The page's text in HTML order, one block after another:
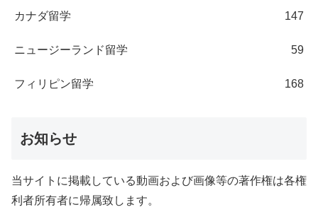
カナダ留学 147
ニュージーランド留学 59
フィリピン留学 168
お知らせ
当サイトに掲載している動画および画像等の著作権は各権
利者所有者に帰属致します。